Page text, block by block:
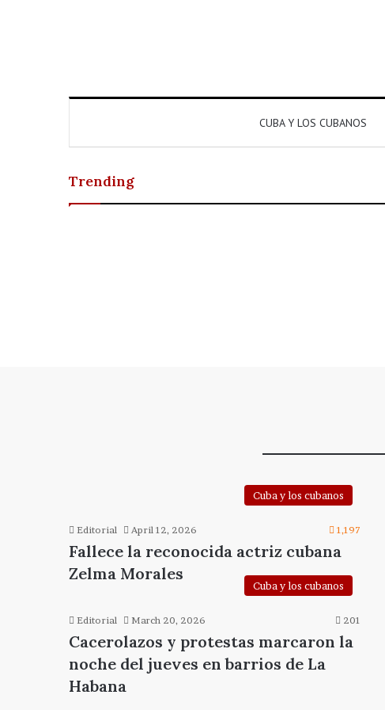
CUBA Y LOS CUBANOS
Trending
Cuba y los cubanos
Editorial April 12, 2026 1,197
Fallece la reconocida actriz cubana
Zelma Morales
Cuba y los cubanos
Editorial March 20, 2026 201
Cacerolazos y protestas marcaron la
noche del jueves en barrios de La
Habana